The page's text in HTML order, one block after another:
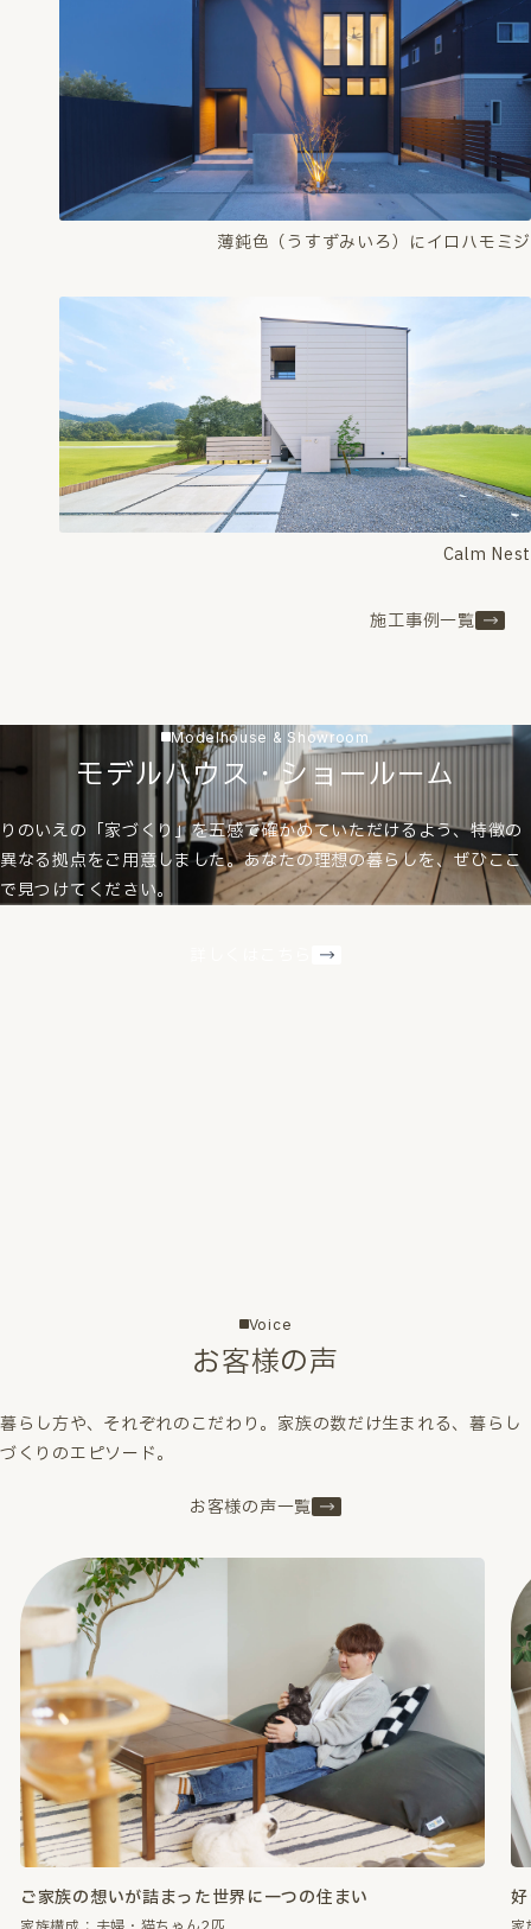
薄鈍色（うすずみいろ）にイロハモミジ
Calm Nest
施工事例一覧
Modelhouse & Showroom
モデルハウス・ショールーム
りのいえの「家づくり」を五感で確かめていただけるよう、特徴の
異なる拠点をご用意しました。あなたの理想の暮らしを、ぜひここ
で見つけてください。
Voice
お客様の声
暮らし方や、それぞれのこだわり。家族の数だけ生まれる、暮らし
づくりのエピソード。
お客様の声一覧
好きなものに囲まれて、心が満たされる暮らし。